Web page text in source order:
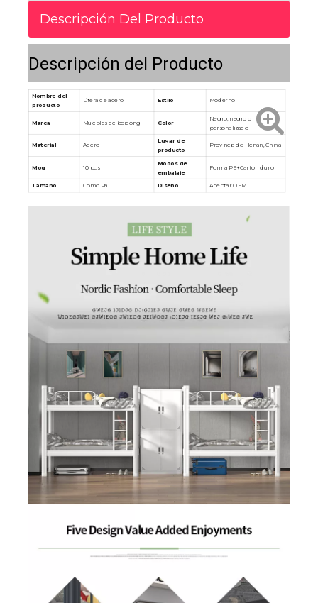
Descripción Del Producto
Descripción del Producto
Nombre del
producto
Litera de acero Estilo Moderno
Marca Muebles de beidong Color
Negro, negro o
personalizado
Material Acero
Lugar de
producto
Provincia de Henan, China
Moq 10 pcs
Modos de
embalaje
Forma PE+Carton duro
Tamaño Como Ral Diseño Aceptar OEM